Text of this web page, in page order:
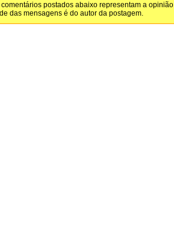
comentários postados abaixo representam a
das mensagens é do autor da postagem.